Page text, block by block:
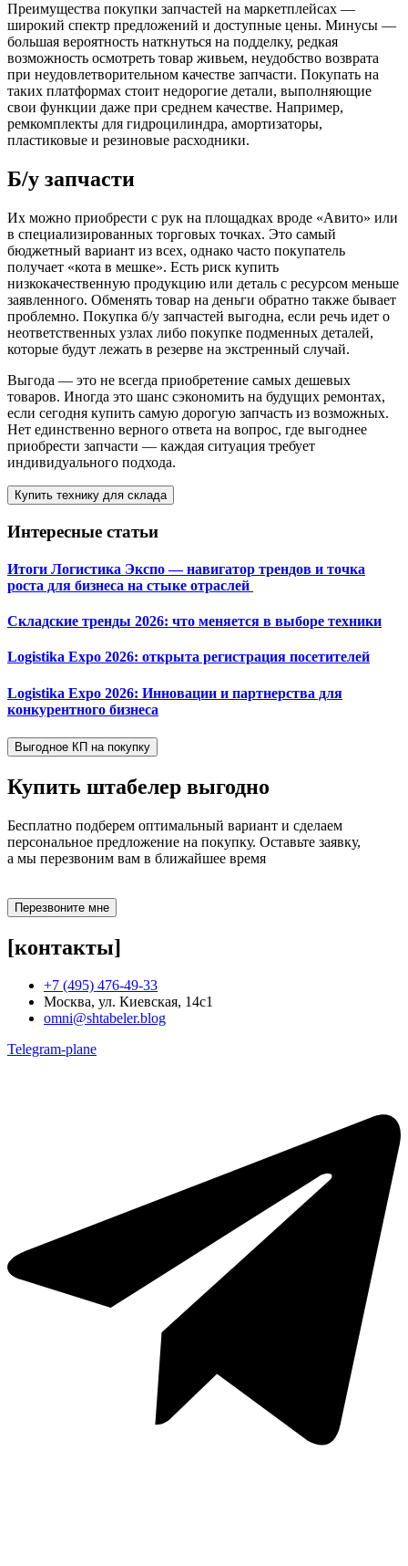
Преимущества покупки запчастей на маркетплейсах —
широкий спектр предложений и доступные цены. Минусы —
большая вероятность наткнуться на подделку, редкая
возможность осмотреть товар живьем, неудобство возврата
при неудовлетворительном качестве запчасти. Покупать на
таких платформах стоит недорогие детали, выполняющие
свои функции даже при среднем качестве. Например,
ремкомплекты для гидроцилиндра, амортизаторы,
пластиковые и резиновые расходники.
Б/у запчасти
Их можно приобрести с рук на площадках вроде «Авито» или
в специализированных торговых точках. Это самый
бюджетный вариант из всех, однако часто покупатель
получает «кота в мешке». Есть риск купить
низкокачественную продукцию или деталь с ресурсом меньше
заявленного. Обменять товар на деньги обратно также бывает
проблемно. Покупка б/у запчастей выгодна, если речь идет о
неответственных узлах либо покупке подменных деталей,
которые будут лежать в резерве на экстренный случай.
Выгода — это не всегда приобретение самых дешевых
товаров. Иногда это шанс сэкономить на будущих ремонтах,
если сегодня купить самую дорогую запчасть из возможных.
Нет единственно верного ответа на вопрос, где выгоднее
приобрести запчасти — каждая ситуация требует
индивидуального подхода.
Купить технику для склада
Интересные статьи
Итоги Логистика Экспо — навигатор трендов и точка
роста для бизнеса на стыке отраслей
Складские тренды 2026: что меняется в выборе техники
Logistika Expo 2026: открыта регистрация посетителей
Logistika Expo 2026: Инновации и партнерства для
конкурентного бизнеса
Выгодное КП на покупку
Купить штабелер выгодно
Бесплатно подберем оптимальный вариант и сделаем
персональное предложение на покупку. Оставьте заявку,
а мы перезвоним вам в ближайшее время
Перезвоните мне
[контакты]
+7 (495) 476-49-33
Москва, ул. Киевская, 14с1
omni@shtabeler.blog
Telegram-plane